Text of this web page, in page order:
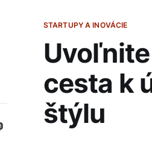
STARTUPY A INOVÁCIE
cesta k
štýlu